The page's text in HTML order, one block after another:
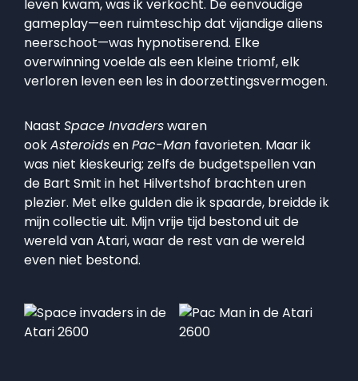
leven kwam, was ik verkocht. De eenvoudige
gameplay—een ruimteschip dat vijandige aliens
neerschoot—was hypnotiserend. Elke
overwinning voelde als een kleine triomf, elk
verloren leven een les in doorzettingsvermogen.
Naast Space Invaderswaren
ookAsteroidsenPac-Man favorieten. Maar ik
was niet kieskeurig; zelfs de budgetspellen van
de Bart Smit in het Hilvertshof brachten uren
plezier. Met elke gulden die ik spaarde, breidde ik
mijn collectie uit. Mijn vrije tijd bestond uit de
wereld van Atari, waar de rest van de wereld
even niet bestond.